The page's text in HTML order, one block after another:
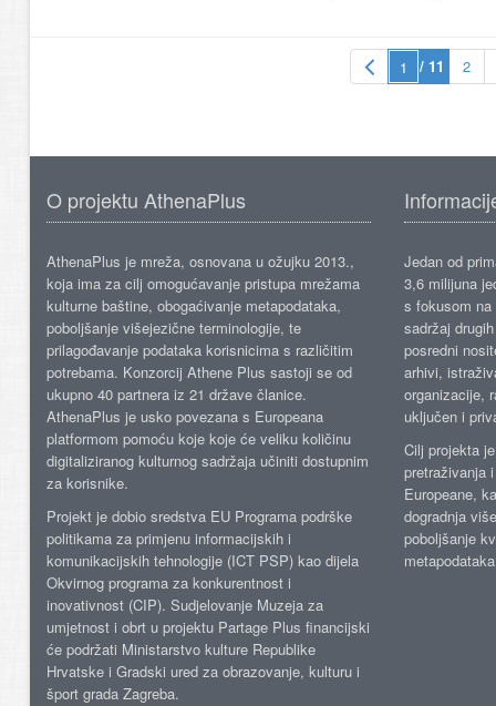
/ 11 2
O projektu AthenaPlus
AthenaPlus je mreža, osnovana u ožujku 2013.,
koja ima za cilj omogućavanje pristupa mrežama
kulturne baštine, obogaćivanje metapodataka,
poboljšanje višejezične terminologije, te
prilagođavanje podataka korisnicima s različitim
potrebama. Konzorcij Athene Plus sastoji se od
ukupno 40 partnera iz 21 države članice.
AthenaPlus je usko povezana s Europeana
platformom pomoću koje koje će veliku količinu
digitaliziranog kulturnog sadržaja učiniti dostupnim
za korisnike.
Projekt je dobio sredstva EU Programa podrške
politikama za primjenu informacijskih i
komunikacijskih tehnologije (ICT PSP) kao dijela
Okvirnog programa za konkurentnost i
inovativnost (CIP). Sudjelovanje Muzeja za
umjetnost i obrt u projektu Partage Plus financijski
će podržati Ministarstvo kulture Republike
Hrvatske i Gradski ured za obrazovanje, kulturu i
šport grada Zagreba.
Jedan od
3,6 milijuna
s fokusom
sadržaj
posredni
arhivi,
organizacije,
uključen i
Cilj projekta
pretraživanja
Europeane,
dogradnja
poboljšanje